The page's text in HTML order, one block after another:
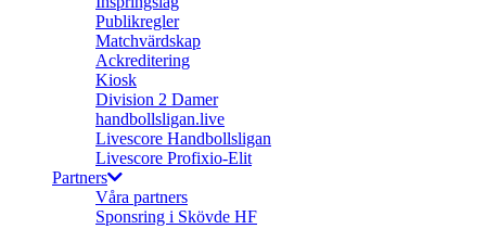
Publikregler
Matchvärdskap
Ackreditering
Kiosk
Division 2 Damer
handbollsligan.live
Livescore Handbollsligan
Livescore Profixio-Elit
Partners
Våra partners
Sponsring i Skövde HF